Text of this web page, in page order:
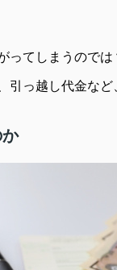
てしまうのでは
引っ越し代金な